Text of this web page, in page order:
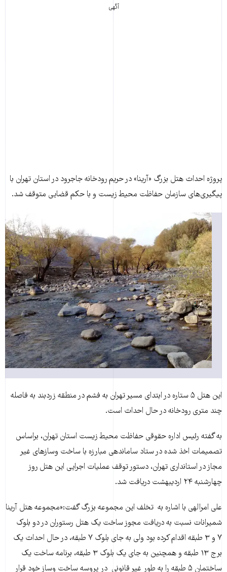
آگهی
پروژه احداث هتل بزرگ «آرینا» در حریم رودخانه جاجرود در استان تهران با
پیگیری‌های سازمان حفاظت محیط زیست و با حکم قضایی متوقف شد.
این هتل ۵ ستاره در ابتدای مسير تهران به فشم در منطقه زردبند به فاصله
چند متری رودخانه در حال احداث است.
به گفته رئیس اداره حقوقی حفاظت محیط زیست استان تهران، براساس
تصمیمات اخذ شده در ستاد ساماندهی مبارزه با ساخت وسازهای غیر
مجاز در استانداری تهران، دستور توقف عملیات اجرایی این هتل روز
چهارشنبه ۲۴ اردیبهشت دریافت شد.
علی امرالهی با اشاره به تخلف این مجموعه بزرگ گفت:«مجموعه هتل آرینا
شمیرانات نسبت به دریافت مجوز ساخت یک هتل رستوران در دو بلوک
۷ و ۳ طبقه اقدام کرده بود ولی به جای بلوک ۷ طبقه، در حال احداث یک
برج ۱۳ طبقه و همچنین به جای یک بلوک ۳ طبقه، برنامه ساخت یک
ساختمان ۵ طبقه را به طور غیر قانونی در پروسه ساخت وساز خود قرار